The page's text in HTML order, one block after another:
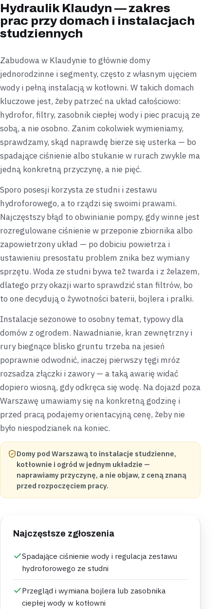
Hydraulik Klaudyn — zakres
prac przy domach i instalacjach
studziennych
Zabudowa w Klaudynie to głównie domy
jednorodzinne i segmenty, często z własnym ujęciem
wody i pełną instalacją w kotłowni. W takich domach
kluczowe jest, żeby patrzeć na układ całościowo:
hydrofor, filtry, zasobnik ciepłej wody i piec pracują ze
sobą, a nie osobno. Zanim cokolwiek wymieniamy,
sprawdzamy, skąd naprawdę bierze się usterka — bo
spadające ciśnienie albo stukanie w rurach zwykle ma
jedną konkretną przyczynę, a nie pięć.
Sporo posesji korzysta ze studni i zestawu
hydroforowego, a to rządzi się swoimi prawami.
Najczęstszy błąd to obwinianie pompy, gdy winne jest
rozregulowane ciśnienie w przeponie zbiornika albo
zapowietrzony układ — po dobiciu powietrza i
ustawieniu presostatu problem znika bez wymiany
sprzętu. Woda ze studni bywa też twarda i z żelazem,
dlatego przy okazji warto sprawdzić stan filtrów, bo
to one decydują o żywotności baterii, bojlera i pralki.
Instalacje sezonowe to osobny temat, typowy dla
domów z ogrodem. Nawadnianie, kran zewnętrzny i
rury biegnące blisko gruntu trzeba na jesień
poprawnie odwodnić, inaczej pierwszy tęgi mróz
rozsadza złączki i zawory — a taką awarię widać
dopiero wiosną, gdy odkręca się wodę. Na dojazd poza
Warszawę umawiamy się na konkretną godzinę i
przed pracą podajemy orientacyjną cenę, żeby nie
było niespodzianek na koniec.
Domy pod Warszawą to instalacje studzienne,
kotłownie i ogród w jednym układzie —
naprawiamy przyczynę, a nie objaw, z ceną znaną
przed rozpoczęciem pracy.
Najczęstsze zgłoszenia
Spadające ciśnienie wody i regulacja zestawu
hydroforowego ze studni
Przegląd i wymiana bojlera lub zasobnika
ciepłej wody w kotłowni